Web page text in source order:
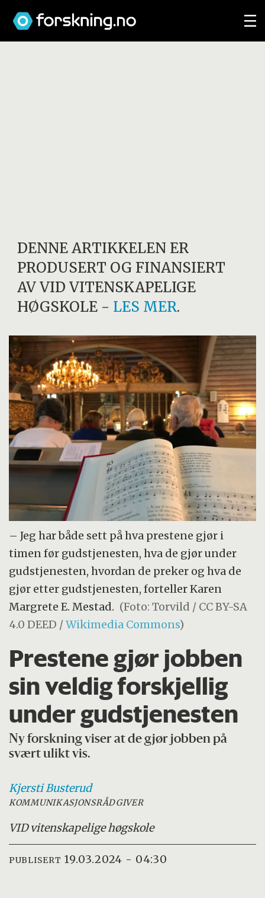
DENNE ARTIKKELEN ER
PRODUSERT OG FINANSIERT
AVVID VITENSKAPELIGE
HØGSKOLE - LES MER.
– Jeg har både sett på hva prestene gjør i
timen før gudstjenesten, hva de gjør under
gudstjenesten, hvordan de preker og hva de
gjør etter gudstjenesten, forteller Karen
Margrete E. Mestad. (Foto: Torvild / CC BY-SA
4.0 DEED /Wikimedia Commons)
Prestene gjør jobben
sin veldig forskjellig
under gudstjenesten
Ny forskning viser at de gjør jobben på
svært ulikt vis.
Kjersti Busterud
KOMMUNIKASJONSRÅDGIVER
VID vitenskapelige høgskole
PUBLISERT 19.03.2024 - 04:30